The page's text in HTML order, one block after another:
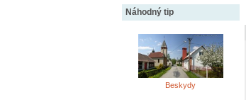
Náhodný tip
Beskydy